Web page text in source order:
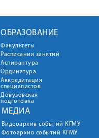
ОБРАЗОВАНИЕ
Факультеты
Расписания занятий
Аспирантура
Ординатура
Аккредитация
специалистов
Довузовская
подготовка
МЕДИА
Видеоархив событий КГМУ
Фотоархив событий КГМУ